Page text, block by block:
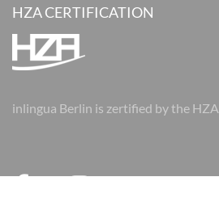
HZA CERTIFICATION
inlingua Berlin is zertified by the HZA